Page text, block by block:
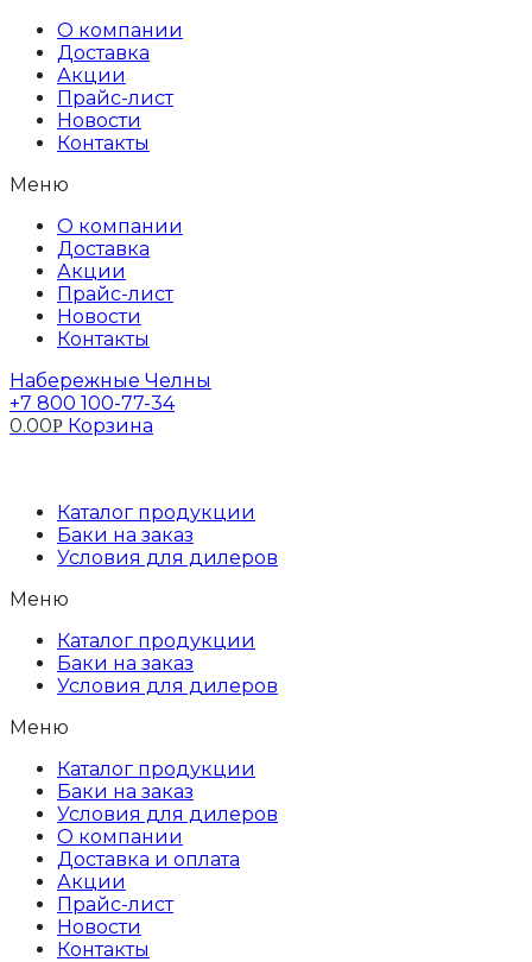
Перейти
содержимому
О компании
Доставка
Акции
Прайс-лист
Новости
Контакты
Меню
О компании
Доставка
Акции
Прайс-лист
Новости
Контакты
Набережные Челны
+7 800 100-77-34
0.00Р Корзина
Каталог продукции
Баки на заказ
Условия для дилеров
Меню
Каталог продукции
Баки на заказ
Условия для дилеров
Меню
Каталог продукции
Баки на заказ
Условия для дилеров
О компании
Доставка и оплата
Акции
Прайс-лист
Новости
Контакты